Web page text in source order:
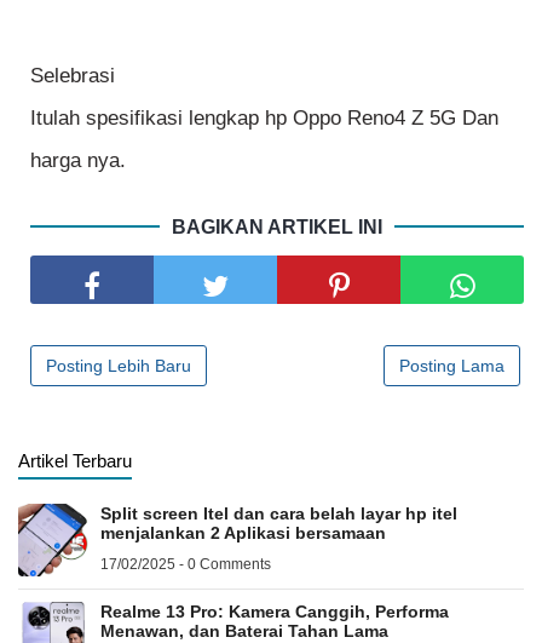
Selebrasi
Itulah spesifikasi lengkap hp Oppo Reno4 Z 5G Dan
harga nya.
BAGIKAN ARTIKEL INI
Posting Lebih Baru Posting Lama
Artikel Terbaru
Split screen Itel dan cara belah layar hp itel
menjalankan 2 Aplikasi bersamaan
17/02/2025 - 0 Comments
Realme 13 Pro: Kamera Canggih, Performa
Menawan, dan Baterai Tahan Lama